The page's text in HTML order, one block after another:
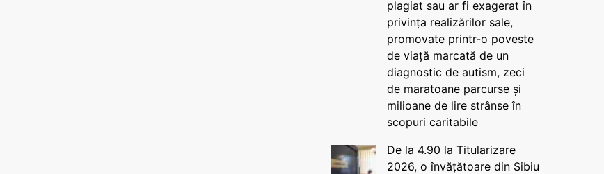
plagiat sau ar fi exagerat în
privința realizărilor sale,
promovate printr-o poveste
de viață marcată de un
diagnostic de autism, zeci
de maratoane parcurse și
milioane de lire strânse în
scopuri caritabile
De la 4.90 la Titularizare
2026, o învățătoare din Sibiu